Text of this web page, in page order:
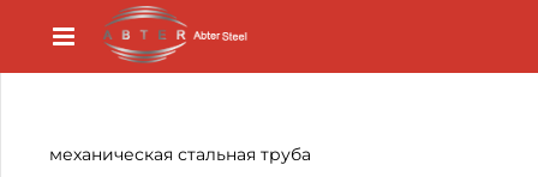
механическая стальная труба